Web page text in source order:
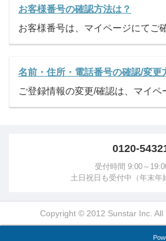
お客様番号の確認方法は？
名前・住所・電話番号の確認/変更
0120-
受付時間 9:00～
土日祝日も受付中（年末年
Copyright © 2012 Sunstar Inc. All